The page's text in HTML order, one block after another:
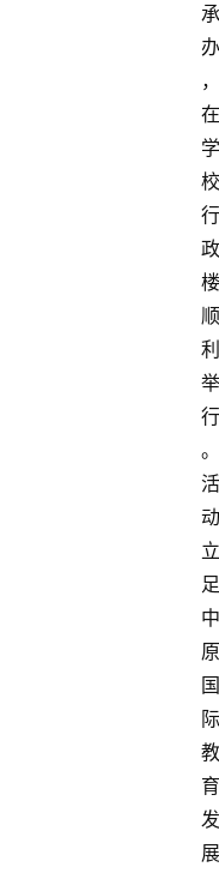
承
办
，
在
学
校
行
政
楼
顺
利
举
行
。
活
动
立
足
中
原
国
际
教
育
发
展